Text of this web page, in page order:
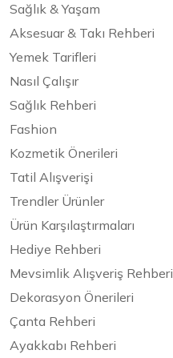
Sağlık & Yaşam
Aksesuar & Takı Rehberi
Yemek Tarifleri
Nasıl Çalışır
Sağlık Rehberi
Fashion
Kozmetik Önerileri
Tatil Alışverişi
Trendler Ürünler
Ürün Karşılaştırmaları
Hediye Rehberi
Mevsimlik Alışveriş Rehberi
Dekorasyon Önerileri
Çanta Rehberi
Ayakkabı Rehberi